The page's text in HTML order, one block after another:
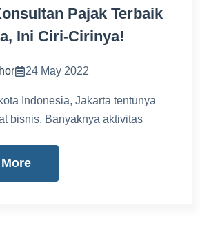
Pajak Terbaik
Ini Ciri-Cirinya!
24 May 2022
Indonesia, Jakarta tentunya
bisnis. Banyaknya aktivitas